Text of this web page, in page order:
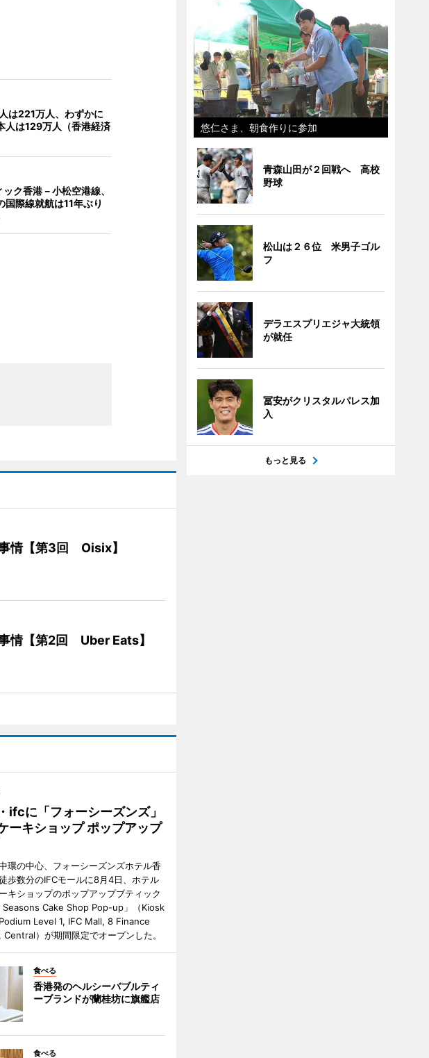
は221万人、わずかに
人は129万人（香港経済
ク香港－小松空港線、
国際線就航は11年ぶり
情【第3回 Oisix】
情【第2回 Uber Eats】
ifcに「フォーシーズンズ」
ーキショップ ポップアップ
環の中心、フォーシーズンズホテル香
歩数分のIFCモールに8月4日、ホテル
キショップのポップアップブティック
Seasons Cake Shop Pop-up」（Kiosk
Level 1, IFC Mall, 8 Finance
）が期間限定でオープンした。
食べる
香港発のヘルシーバブルティ
ーブランドが蘭桂坊に旗艦店
食べる
悠仁さま、朝食作りに参加
青森山田が２回戦へ 高校
野球
松山は２６位 米男子ゴル
フ
デラエスプリエジャ大統領
が就任
冨安がクリスタルパレス加
入
もっと見る